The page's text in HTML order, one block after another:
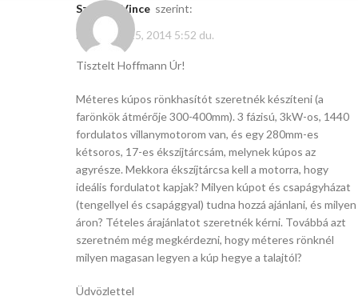
Szakács Vince szerint:
november 15, 2014 5:52 du.
Tisztelt Hoffmann Úr!
Méteres kúpos rönkhasítót szeretnék készíteni (a
farönkök átmérője 300-400mm). 3 fázisú, 3kW-os, 1440
fordulatos villanymotorom van, és egy 280mm-es
kétsoros, 17-es ékszíjtárcsám, melynek kúpos az
agyrésze. Mekkora ékszíjtárcsa kell a motorra, hogy
ideális fordulatot kapjak? Milyen kúpot és csapágyházat
(tengellyel és csapággyal) tudna hozzá ajánlani, és milyen
áron? Tételes árajánlatot szeretnék kérni. Továbbá azt
szeretném még megkérdezni, hogy méteres rönknél
milyen magasan legyen a kúp hegye a talajtól?
Üdvözlettel